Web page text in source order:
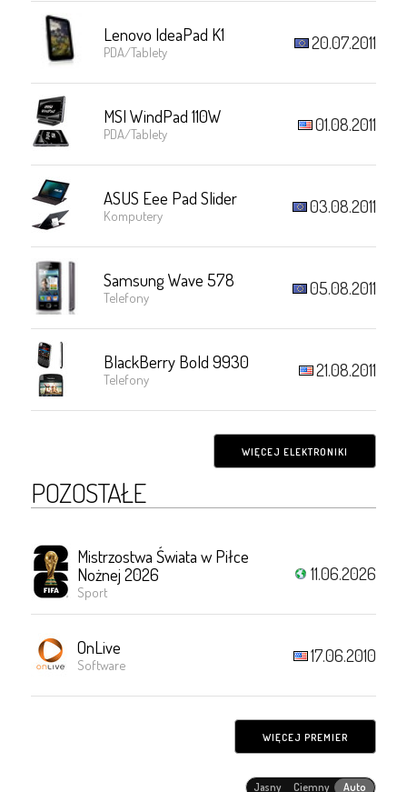
Lenovo IdeaPad K1
PDA/Tablety 20.07.2011
MSI WindPad 110W
PDA/Tablety 01.08.2011
ASUS Eee Pad Slider
Komputery 03.08.2011
Samsung Wave 578
Telefony 05.08.2011
BlackBerry Bold 9930
Telefony 21.08.2011
WIĘCEJ ELEKTRONIKI
POZOSTAŁE
Mistrzostwa Świata w Piłce
Nożnej 2026
Sport
11.06.2026
OnLive
Software 17.06.2010
WIĘCEJ PREMIER
Jasny Ciemny Auto